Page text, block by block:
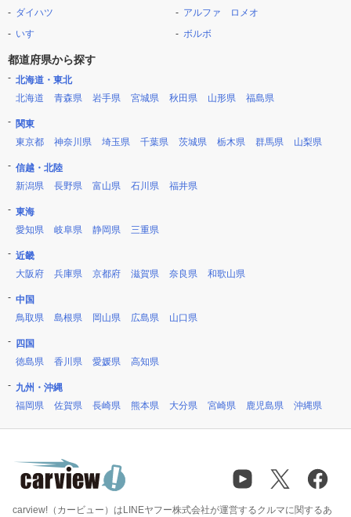
ダイハツ
いすゞ
アルファ ロメオ
ボルボ
都道府県から探す
北海道・東北
北海道
青森県 岩手県 宮城県 秋田県 山形県 福島県
関東
東京都
神奈川県 埼玉県 千葉県 茨城県 栃木県 群馬県 山梨県
信越・北陸
新潟県
長野県 富山県 石川県 福井県
東海
愛知県
岐阜県 静岡県 三重県
近畿
大阪府
兵庫県 京都府 滋賀県 奈良県 和歌山県
中国
鳥取県
島根県 岡山県 広島県 山口県
四国
徳島県
香川県 愛媛県 高知県
九州・沖縄
福岡県
佐賀県 長崎県 熊本県 大分県 宮崎県 鹿児島県 沖縄県
carview!（カービュー）はLINEヤフー株式会社が運営するクルマに関するあ